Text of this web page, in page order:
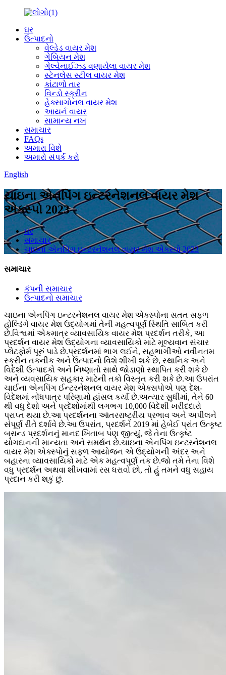
ઘર
ઉત્પાદનો
વેલ્ડેડ વાયર મેશ
ગેબિયન મેશ
ગેલ્વેનાઈઝ્ડ વણાયેલા વાયર મેશ
સ્ટેનલેસ સ્ટીલ વાયર મેશ
કાંટાળો તાર
વિન્ડો સ્ક્રીન
હેક્સાગોનલ વાયર મેશ
આયર્ન વાયર
સામાન્ય નખ
સમાચાર
FAQs
અમારા વિશે
અમારો સંપર્ક કરો
English
ચાઇના એનપિંગ ઇન્ટરનેશનલ વાયર મેશ
એક્સ્પો 2023
ઘર
સમાચાર
ચાઇના એનપિંગ ઇન્ટરનેશનલ વાયર મેશ એક્સ્પો 2023
સમાચાર
કંપની સમાચાર
ઉત્પાદનો સમાચાર
ચાઇના એનપિંગ ઇન્ટરનેશનલ વાયર મેશ એક્સ્પોના સતત સફળ
હોલ્ડિંગે વાયર મેશ ઉદ્યોગમાં તેની મહત્વપૂર્ણ સ્થિતિ સાબિત કરી
છે.વિશ્વમાં એકમાત્ર વ્યાવસાયિક વાયર મેશ પ્રદર્શન તરીકે, આ
પ્રદર્શન વાયર મેશ ઉદ્યોગના વ્યાવસાયિકો માટે મૂલ્યવાન સંચાર
પ્લેટફોર્મ પૂરું પાડે છે.પ્રદર્શનમાં ભાગ લઈને, સહભાગીઓ નવીનતમ
સ્ક્રીન તકનીક અને ઉત્પાદનો વિશે શીખી શકે છે, સ્થાનિક અને
વિદેશી ઉત્પાદકો અને નિષ્ણાતો સાથે જોડાણો સ્થાપિત કરી શકે છે
અને વ્યવસાયિક સહકાર માટેની તકો વિસ્તૃત કરી શકે છે.આ ઉપરાંત
ચાઈના એનપિંગ ઈન્ટરનેશનલ વાયર મેશ એક્સપોએ પણ દેશ-
વિદેશમાં નોંધપાત્ર પરિણામો હાંસલ કર્યા છે.અત્યાર સુધીમાં, તેને 60
થી વધુ દેશો અને પ્રદેશોમાંથી લગભગ 10,000 વિદેશી ખરીદદારો
પ્રાપ્ત થયા છે.આ પ્રદર્શનના આંતરરાષ્ટ્રીય પ્રભાવ અને અપીલને
સંપૂર્ણ રીતે દર્શાવે છે.આ ઉપરાંત, પ્રદર્શને 2019 માં હેબેઈ પ્રાંત ઉત્કૃષ્ટ
બ્રાન્ડ પ્રદર્શનનું માનદ ખિતાબ પણ જીત્યું, જે તેના ઉત્કૃષ્ટ
યોગદાનની માન્યતા અને સમર્થન છે.ચાઇના એનપિંગ ઇન્ટરનેશનલ
વાયર મેશ એક્સ્પોનું સફળ આયોજન એ ઉદ્યોગની અંદર અને
બહારના વ્યાવસાયિકો માટે એક મહત્વપૂર્ણ તક છે.જો તમે તેના વિશે
વધુ પ્રદર્શન અથવા શીખવામાં રસ ધરાવો છો, તો હું તમને વધુ સહાય
પ્રદાન કરી શકું છું.